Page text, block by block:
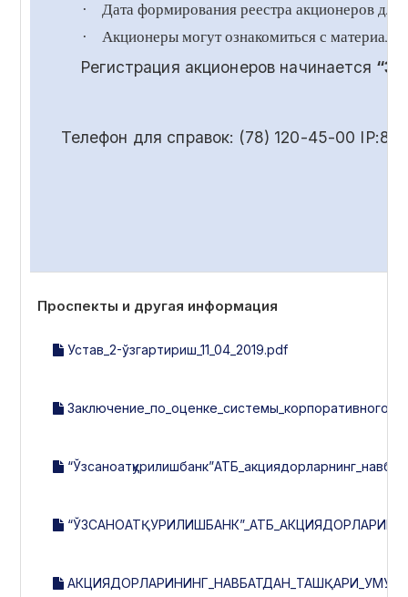
·
Дата формирования реестра акционеров для
·
Акционеры могут ознакомиться с
Регистрация акционеров начинается
Телефон для справок: (78) 120-45-00 IP:85-
Проспекты и другая информация
Устав_2-ўзгартириш_11_04_2019.pdf